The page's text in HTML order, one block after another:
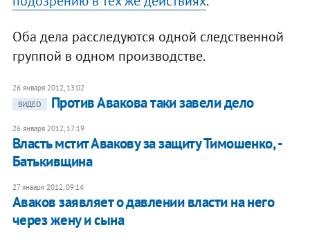
Оба дела расследуются одной следственной
группой в одном производстве.
26 января 2012, 13:02
ВИДЕО
Против Авакова таки завели дело
26 января 2012, 17:19
​Власть мстит Авакову за защиту Тимошенко, -
Батькивщина
27 января 2012, 09:14
Аваков заявляет о давлении власти на него
через жену и сына